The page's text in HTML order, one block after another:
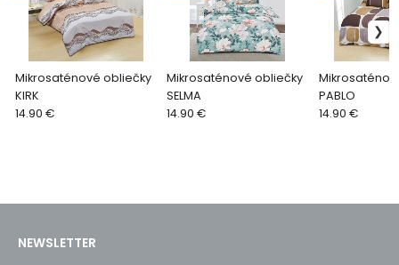
Mikrosaténové obliečky
KIRK
14.90 €
Mikrosaténové obliečky
SELMA
14.90 €
PABLO
14.90 €
NEWSLETTER